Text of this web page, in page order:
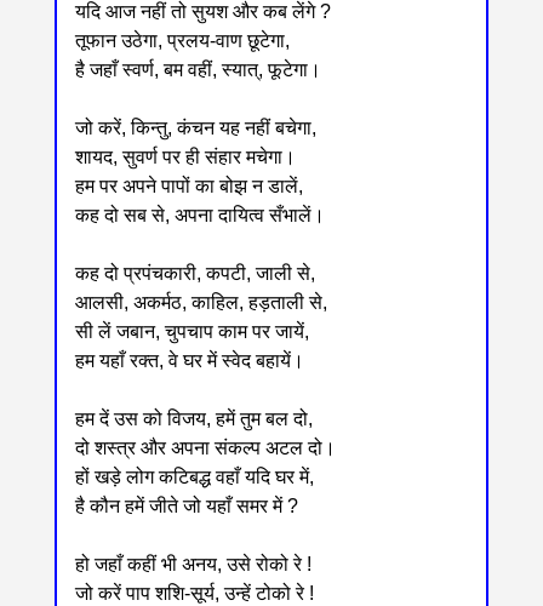
यदि आज नहीं तो सुयश और कब लेंगे ?
तूफान उठेगा, प्रलय-वाण छूटेगा,
है जहाँ स्वर्ण, बम वहीं, स्यात्, फूटेगा।
जो करें, किन्तु, कंचन यह नहीं बचेगा,
शायद, सुवर्ण पर ही संहार मचेगा।
हम पर अपने पापों का बोझ न डालें,
कह दो सब से, अपना दायित्व सँभालें।
कह दो प्रपंचकारी, कपटी, जाली से,
आलसी, अकर्मठ, काहिल, हड़ताली से,
सी लें जबान, चुपचाप काम पर जायें,
हम यहाँ रक्त, वे घर में स्वेद बहायें।
हम दें उस को विजय, हमें तुम बल दो,
दो शस्त्र और अपना संकल्प अटल दो।
हों खड़े लोग कटिबद्ध वहाँ यदि घर में,
है कौन हमें जीते जो यहाँ समर में ?
हो जहाँ कहीं भी अनय, उसे रोको रे !
जो करें पाप शशि-सूर्य, उन्हें टोको रे !